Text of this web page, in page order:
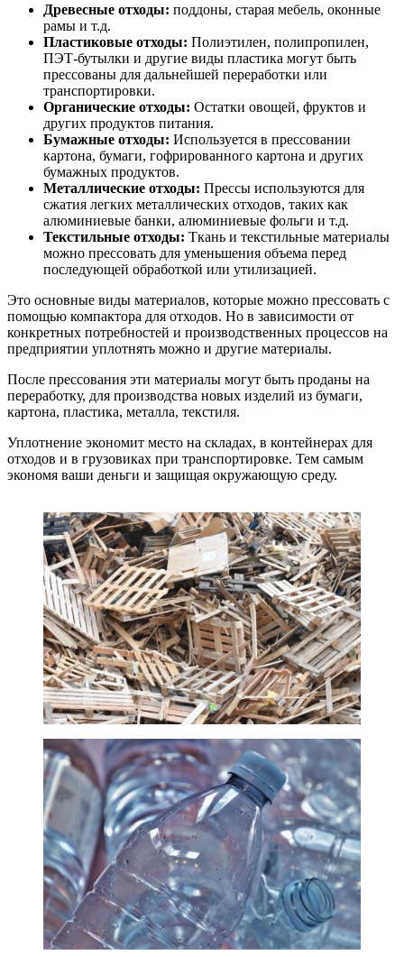
Древесные отходы: поддоны, старая мебель, оконные
рамы и т.д.
Пластиковые отходы: Полиэтилен, полипропилен,
ПЭТ-бутылки и другие виды пластика могут быть
прессованы для дальнейшей переработки или
транспортировки.
Органические отходы: Остатки овощей, фруктов и
других продуктов питания.
Бумажные отходы: Используется в прессовании
картона, бумаги, гофрированного картона и других
бумажных продуктов.
Металлические отходы: Прессы используются для
сжатия легких металлических отходов, таких как
алюминиевые банки, алюминиевые фольги и т.д.
Текстильные отходы: Ткань и текстильные материалы
можно прессовать для уменьшения объема перед
последующей обработкой или утилизацией.
Это основные виды материалов, которые можно прессовать с
помощью компактора для отходов. Но в зависимости от
конкретных потребностей и производственных процессов на
предприятии уплотнять можно и другие материалы.
После прессования эти материалы могут быть проданы на
переработку, для производства новых изделий из бумаги,
картона, пластика, металла, текстиля.
Уплотнение экономит место на складах, в контейнерах для
отходов и в грузовиках при транспортировке. Тем самым
экономя ваши деньги и защищая окружающую среду.